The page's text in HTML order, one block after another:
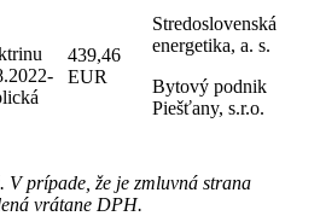
439,46
EUR
Stredoslovenská
energetika, a. s.
Bytový podnik
Piešťany, s.r.o.
V prípade, že je zmluvná strana
vrátane DPH.